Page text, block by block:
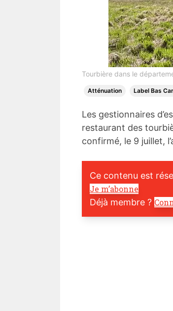
Tourbière dans le
Atténuation Label Bas
Les gestionnaires
restaurant des
confirmé, le 9 juillet,
Ce contenu est
Je m’abonne
Déjà membre ?